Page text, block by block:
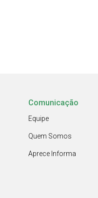
Comunicação
Equipe
Quem Somos
Aprece Informa